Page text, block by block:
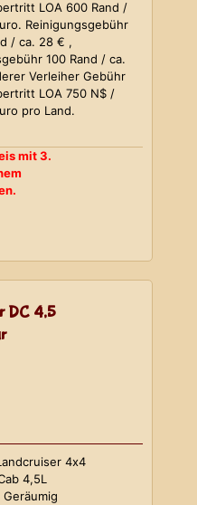
LOA 600 Rand /
Reinigungsgebühr
/ ca. 28 € ,
100 Rand / ca.
Verleiher Gebühr
LOA 750 N$ /
pro Land.
mit 3.
DC 4,5
4x4
4,5L